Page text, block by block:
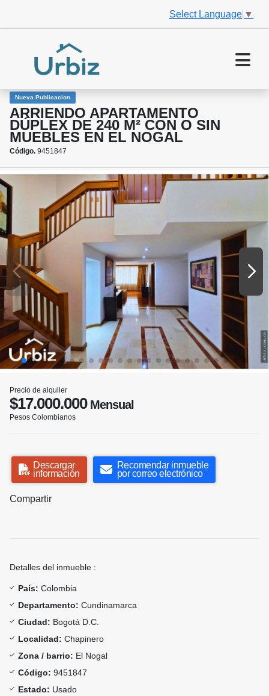
Select Language ▼
Nueva Publicacion
ARRIENDO APARTAMENTO
DÚPLEX DE 240 M² CON O SIN
MUEBLES EN EL NOGAL
Código. 9451847
Precio de alquiler
$17.000.000Mensual
Pesos Colombianos
Descargar
información
Recomendar inmueble
por correo electrónico
Compartir
Detalles del inmueble :
País: Colombia
Departamento: Cundinamarca
Ciudad: Bogotá D.C.
Localidad: Chapinero
Zona / barrio: El Nogal
Código: 9451847
Estado: Usado